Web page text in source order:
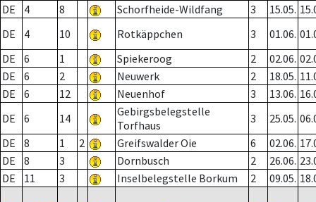
DE
4 8 Schorfheide-Wildfang 3 15.05.
DE
4 10 Rotkäppchen 3 01.06.
DE
6 1 Spiekeroog 2 02.06.
DE
6 2 Neuwerk 2 18.05.
DE
6 12 Neuenhof 3 13.06.
DE
6 14
Gebirgsbelegstelle
Torfhaus
3 25.05.
DE
8 1 2 Greifswalder Oie 6 02.06.
DE
8 3 Dornbusch 2 26.06.
DE
11 3 Inselbelegstelle Borkum 2 09.05.